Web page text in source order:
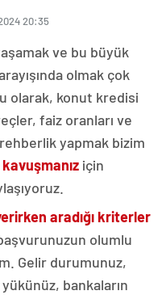
20:35
ve bu büyük
olmak çok
olarak, konut kredisi
faiz oranları ve
yapmak bizim
için
aradığı kriterler
olumlu
Gelir durumunuz,
bankaların